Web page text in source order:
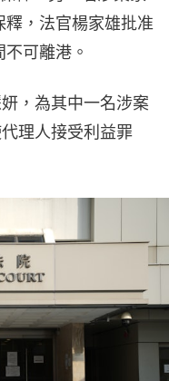
，法官楊家雄批准
可離港。
，為其中一名涉案
理人接受利益罪